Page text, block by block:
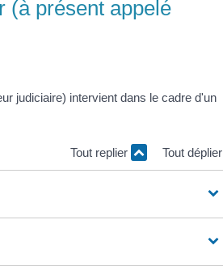
(à présent appelé
judiciaire) intervient dans le cadre d'un
Tout replier Tout déplier